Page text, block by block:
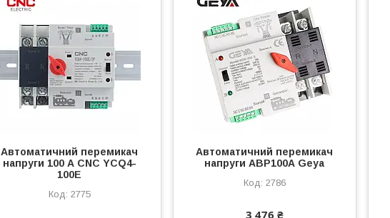
Автоматичний перемикач
напруги 100 А CNC YCQ4-
100E
2775
Автоматичний перемикач
напруги АВР100А Geya
2786
3 476 ₴